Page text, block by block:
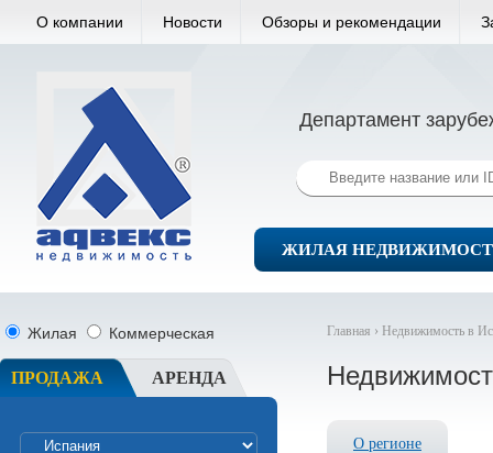
О компании Новости Обзоры и рекомендации
Департамент
ЖИЛАЯ
Главная › Недвижимость в
О регионе
Жилая Коммерческая
ПРОДАЖА АРЕНДА